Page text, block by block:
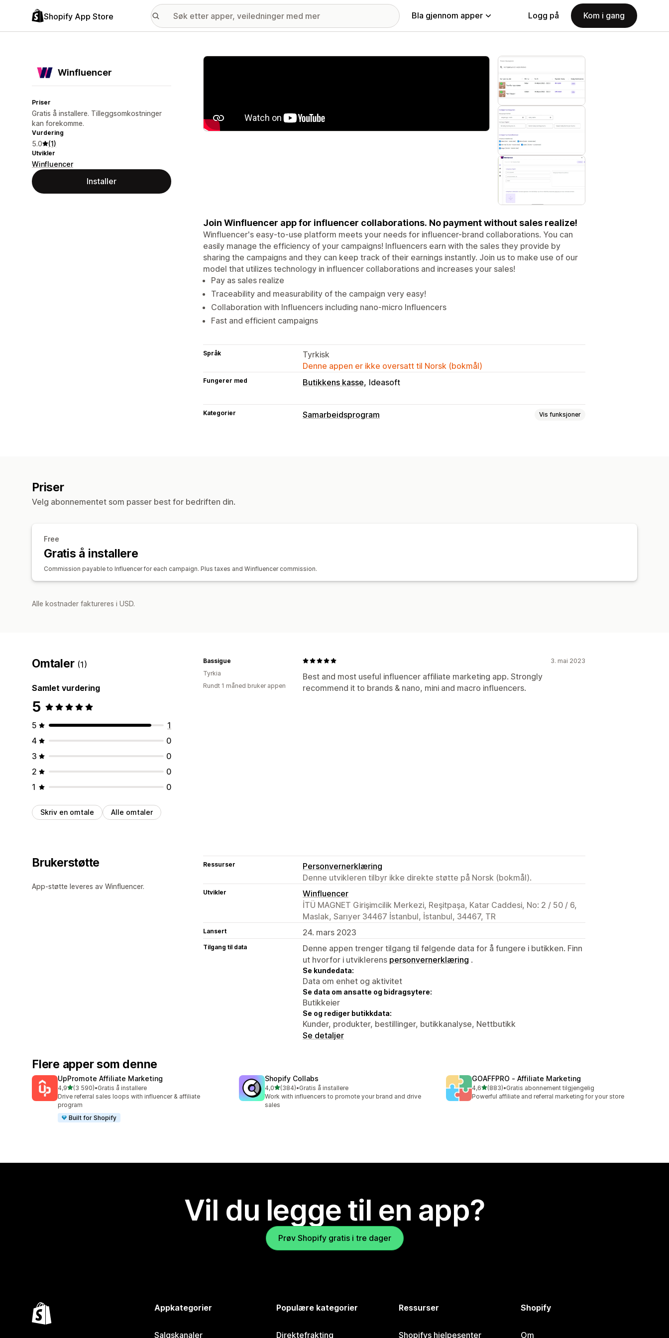
Shopify App Store Bla gjennom apper Logg på Kom i gang
Winfluencer
Priser
Gratis å installere. Tilleggsomkostninger
kan forekomme.
Vurdering
5.0 (1)
Utvikler
Winfluencer
Installer
Galleri med fremhevede bilder
Join Winfluencer app for influencer collaborations. No payment without sales realize!
Winfluencer's easy-to-use platform meets your needs for influencer-brand collaborations. You can
easily manage the efficiency of your campaigns! Influencers earn with the sales they provide by
sharing the campaigns and they can keep track of their earnings instantly. Join us to make use of our
model that utilizes technology in influencer collaborations and increases your sales!
Pay as sales realize
Traceability and measurability of the campaign very easy!
Collaboration with Influencers including nano-micro Influencers
Fast and efficient campaigns
Språk
Tyrkisk
Denne appen er ikke oversatt til Norsk (bokmål)
Fungerer med Butikkens kasse Ideasoft
Kategorier Samarbeidsprogram Vis funksjoner
Priser
Velg abonnementet som passer best for bedriften din.
Free
Gratis å installere
Commission payable to Influencer for each campaign. Plus taxes and Winfluencer commission.
Alle kostnader faktureres i USD.
Omtaler (1)
Samlet vurdering
5
5
1
4
0
3
0
2
0
1
0
Skriv en omtale Alle omtaler
3. mai 2023
Best and most useful influencer affiliate marketing app. Strongly
recommend it to brands & nano, mini and macro influencers.
Bassigue
Tyrkia
Rundt 1 måned bruker appen
Brukerstøtte
App-støtte leveres av Winfluencer.
Ressurser
Personvernerklæring
Denne utvikleren tilbyr ikke direkte støtte på Norsk (bokmål).
Utvikler
Winfluencer
İTÜ MAGNET Girişimcilik Merkezi, Reşitpaşa, Katar Caddesi, No: 2 / 50 / 6,
Maslak, Sarıyer 34467 İstanbul, İstanbul, 34467, TR
Lansert 24. mars 2023
Tilgang til data
Denne appen trenger tilgang til følgende data for å fungere i butikken. Finn
ut hvorfor i utviklerens personvernerklæring .
Se kundedata:
Data om enhet og aktivitet
Se data om ansatte og bidragsytere:
Butikkeier
Se og rediger butikkdata:
Kunder, produkter, bestillinger, butikkanalyse, Nettbutikk
Se detaljer
Flere apper som denne
UpPromote Affiliate Marketing
4,9av 5 stjerner
(3 590)
Totalt 3590 omtaler
•Gratis å installere
Drive referral sales loops with influencer & affiliate
program
Built for Shopify
Shopify Collabs
4,0av 5 stjerner
(384)
Totalt 384 omtaler
•Gratis å installere
Work with influencers to promote your brand and drive
sales
GOAFFPRO ‑ Affiliate Marketing
4,6av 5 stjerner
(883)
Totalt 883 omtaler
•Gratis abonnement tilgjengelig
Powerful affiliate and referral marketing for your store
Vil du legge til en app?
Prøv Shopify gratis i tre dager
Appkategorier
Salgskanaler
Populære kategorier
Direktefrakting
Ressurser
Shopifys hjelpesenter
Shopify
Om